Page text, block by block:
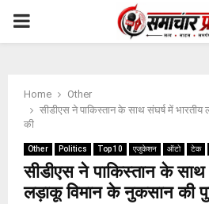
PRIMARY
Home
Other
सीडीएस ने पाकिस्तान के साथ संघर्ष में
की
Other Politics Top 10 एजुकेशन ऑटो टेक
सीडीएस ने पाकिस्तान के साथ
लड़ाकू विमान के नुकसान की